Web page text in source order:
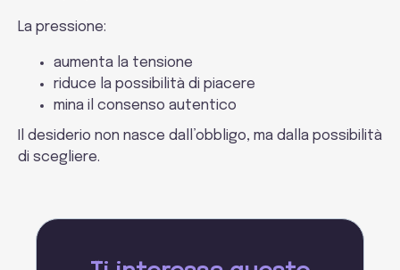
La pressione:
aumenta la tensione
riduce la possibilità di piacere
mina il consenso autentico
Il desiderio non nasce dall’obbligo, ma dalla possibilità
di scegliere.